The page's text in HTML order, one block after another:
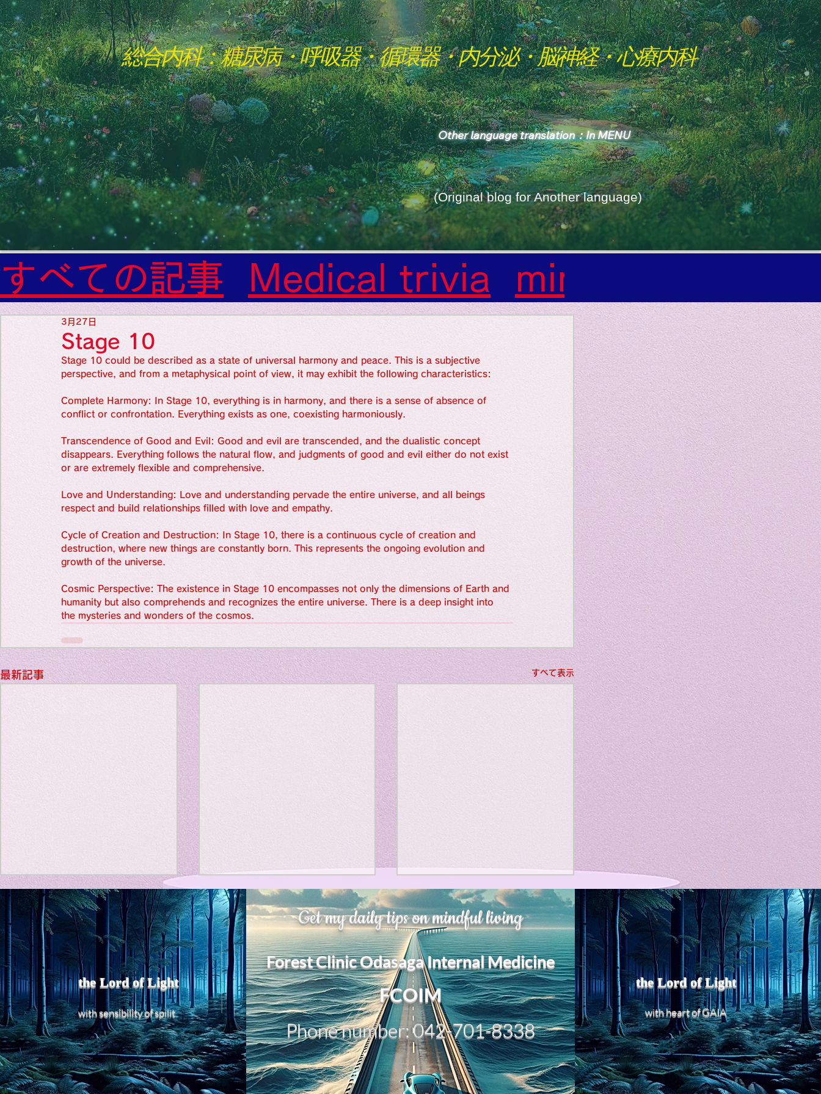
総合内科：糖尿病・呼吸器・循環器・内分泌・脳神経・心療内科
Other language translation：In MENU
"The Heavens: Beyond the Universe: The World Where the God of Light Resides"
総合内科専門医
糖尿病
心
神経内科専門医
糖尿病
World Wide Blog
Synesthesia
Personal Religion
(Original blog for Another language)
すべての記事 Medical trivia
mind
Sleeep(Dream）
裏業界
gifted
Favorite things: Art: Picture only
Favorite things: Sounds
social
Favorite things: Colors
medicine
Favorite things: Human
short story
Favorite things: Photograph
art
original
Favorite things: Movie
specials
Favorite things: Songs
Personal religion
chatGPT
Favorite things: Movie
Literature
エンパシー
Travel Diary
ジョン・レノン
Favorite things: Song
Horror
Stage 10
3月27日
Stage 10 could be described as a state of universal harmony and peace. This is a subjective
perspective, and from a metaphysical point of view, it may exhibit the following characteristics:
Complete Harmony: In Stage 10, everything is in harmony, and there is a sense of absence of
conflict or confrontation. Everything exists as one, coexisting harmoniously.
Transcendence of Good and Evil: Good and evil are transcended, and the dualistic concept
disappears. Everything follows the natural flow, and judgments of good and evil either do not exist
or are extremely flexible and comprehensive.
Love and Understanding: Love and understanding pervade the entire universe, and all beings
respect and build relationships filled with love and empathy.
Cycle of Creation and Destruction: In Stage 10, there is a continuous cycle of creation and
destruction, where new things are constantly born. This represents the ongoing evolution and
growth of the universe.
Cosmic Perspective: The existence in Stage 10 encompasses not only the dimensions of Earth and
humanity but also comprehends and recognizes the entire universe. There is a deep insight into
the mysteries and wonders of the cosmos.
最新記事 すべて表示
政府の医療費削減政策の裏読
ここ数年、異常に、予防接種が
増えている。しかも高い。 超私
的に、原因を考察してみた。
1，製薬メーカーが、薬価の引き
下げで薬の開発より予防接種の
開発にシフト。 2，政府は自費
の予防施主の超早期認可するこ
とで、保険診療による疾病を減
少させ、 自費予防接種を促
進。自費ならば、疾病に対する
Title: Death Affirmation as
a Generator of Mental
Vitality
AbstractThis paper argues
that “death affirmation” is
fundamentally different from
the classical psychological
concept of “death
acceptance.” Death
acceptance tends to function
as an entropic leveling
甘い物好きの人が太らないよ
うにするために。お腹が膨れ
て、カロリーが少ないもの
は？。
甘い物好きの人が太らないよう
にするために。お腹が膨れて、
カロリーが少ないものは？。
「甘い物好きが太らない」ため
には、甘味を完全禁止するよ
り、“胃をふくらませる低カロリ
ー素材”で先に満たすのが一番現
実的です。🍐 お腹が膨れてカロ
リーが少ないもの 1. 寒天ゼリ
ー・無糖ゼリー最強クラス。ほ
the Lord of Light
withsensibility ofspilit
Get my daily tips on mindful living
Forest Clinic Odasaga Internal Medicine
​FCOIM
Phone number: 042-701-8338
the Lord of Light
withheart of GAIA